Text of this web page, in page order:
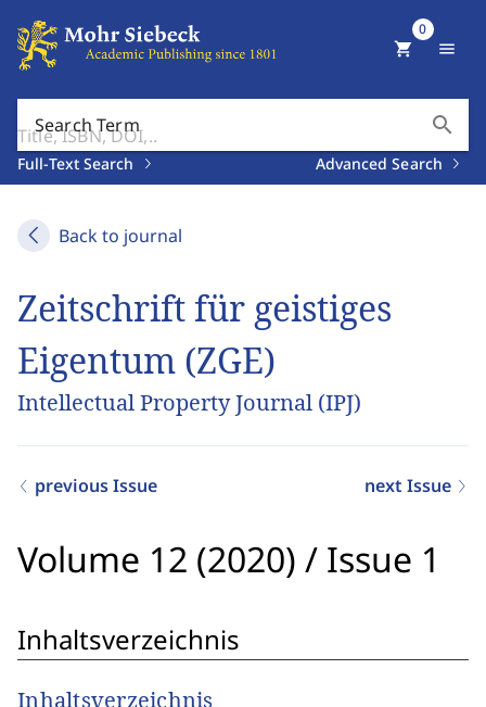
Search Term search
Full-Text Search Advanced Search
shopping_cart
0
menu
Back to journal
Zeitschrift für geistiges
Eigentum (ZGE)
Intellectual Property Journal (IPJ)
previous Issue next Issue
Volume 12 (2020) / Issue 1
Inhaltsverzeichnis
Inhaltsverzeichnis